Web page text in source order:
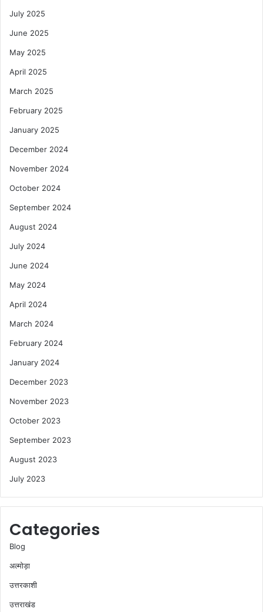
July 2025
June 2025
May 2025
April 2025
March 2025
February 2025
January 2025
December 2024
November 2024
October 2024
September 2024
August 2024
July 2024
June 2024
May 2024
April 2024
March 2024
February 2024
January 2024
December 2023
November 2023
October 2023
September 2023
August 2023
July 2023
Categories
Blog
अल्मोड़ा
उत्तरकाशी
उत्तराखंड